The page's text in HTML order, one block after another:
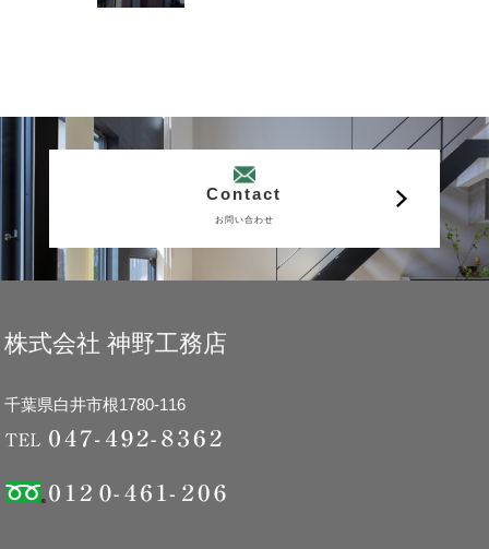
Contact
お問い合わせ
株式会社 神野工務店
千葉県白井市根1780-116